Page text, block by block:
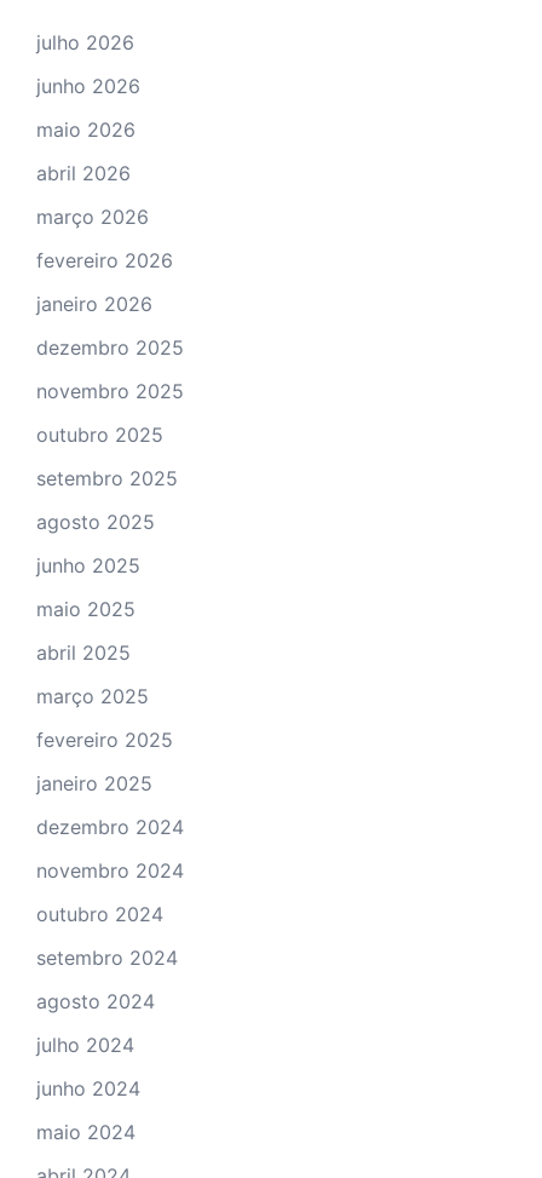
julho 2026
junho 2026
maio 2026
abril 2026
março 2026
fevereiro 2026
janeiro 2026
dezembro 2025
novembro 2025
outubro 2025
setembro 2025
agosto 2025
junho 2025
maio 2025
abril 2025
março 2025
fevereiro 2025
janeiro 2025
dezembro 2024
novembro 2024
outubro 2024
setembro 2024
agosto 2024
julho 2024
junho 2024
maio 2024